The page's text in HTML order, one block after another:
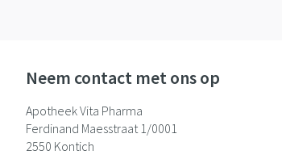
Neem contact met ons op
Apotheek Vita Pharma
Ferdinand Maesstraat 1/0001
2550 Kontich